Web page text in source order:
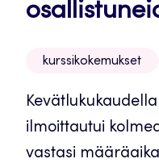
kurssikokemukset
ilmoittautui
vastasi